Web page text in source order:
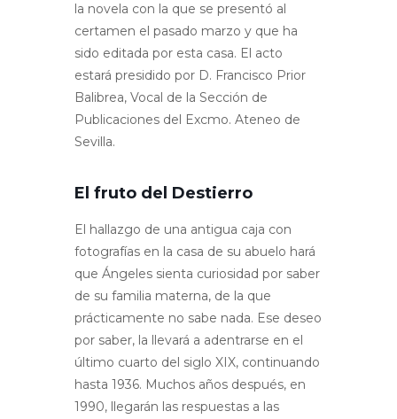
la novela con la que se presentó al
certamen el pasado marzo y que ha
sido editada por esta casa. El acto
estará presidido por D. Francisco Prior
Balibrea, Vocal de la Sección de
Publicaciones del Excmo. Ateneo de
Sevilla.
El fruto del Destierro
El hallazgo de una antigua caja con
fotografías en la casa de su abuelo hará
que Ángeles sienta curiosidad por saber
de su familia materna, de la que
prácticamente no sabe nada. Ese deseo
por saber, la llevará a adentrarse en el
último cuarto del siglo XIX, continuando
hasta 1936. Muchos años después, en
1990, llegarán las respuestas a las